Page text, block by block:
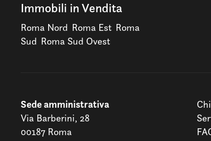
Immobili in Vendita
Roma Nord Roma Est Roma
Sud Roma Sud Ovest
Sede amministrativa
Via Barberini, 28
00187 Roma